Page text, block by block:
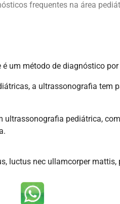
frequentes na área
um método de diagnóstico
a ultrassonografia tem
pediátrica,
luctus nec ullamcorper mattis,